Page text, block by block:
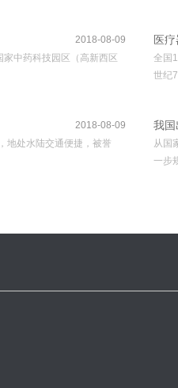
2018-08-09
中药科技园区（高新西区
2018-08-09
地处水陆交通便捷，被誉
医
全国
世纪
我国
从国
一步